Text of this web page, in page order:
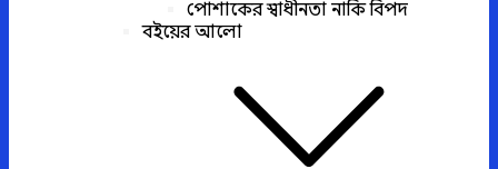
পোশাকের স্বাধীনতা নাকি বিপদ
বইয়ের আলো